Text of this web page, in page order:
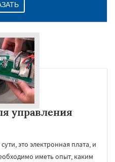
управления
это электронная плата, и
иметь опыт, каким